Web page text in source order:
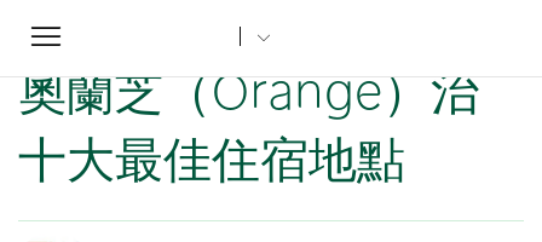
Toggle
navigation
家
奧蘭芝（Orange）治
十大最佳住宿地點